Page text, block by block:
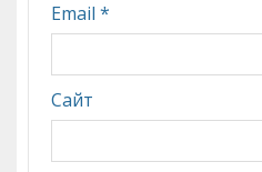
Email *
Сайт